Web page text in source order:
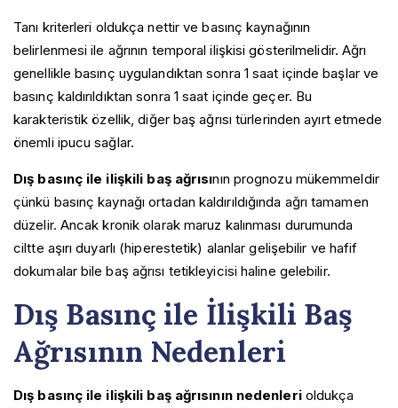
Tanı kriterleri oldukça nettir ve basınç kaynağının
belirlenmesi ile ağrının temporal ilişkisi gösterilmelidir. Ağrı
genellikle basınç uygulandıktan sonra 1 saat içinde başlar ve
basınç kaldırıldıktan sonra 1 saat içinde geçer. Bu
karakteristik özellik, diğer baş ağrısı türlerinden ayırt etmede
önemli ipucu sağlar.
Dış basınç ile ilişkili baş ağrısının prognozu mükemmeldir
çünkü basınç kaynağı ortadan kaldırıldığında ağrı tamamen
düzelir. Ancak kronik olarak maruz kalınması durumunda
ciltte aşırı duyarlı (hiperestetik) alanlar gelişebilir ve hafif
dokumalar bile baş ağrısı tetikleyicisi haline gelebilir.
Dış Basınç ile İlişkili Baş
Ağrısının Nedenleri
Dış basınç ile ilişkili baş ağrısının nedenlerioldukça